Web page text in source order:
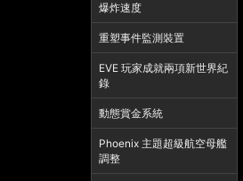
爆炸速度
重塑事件監測裝置
EVE 玩家成就兩項新世界紀
錄
動態賞金系統
Phoenix 主題超級航空母艦
調整